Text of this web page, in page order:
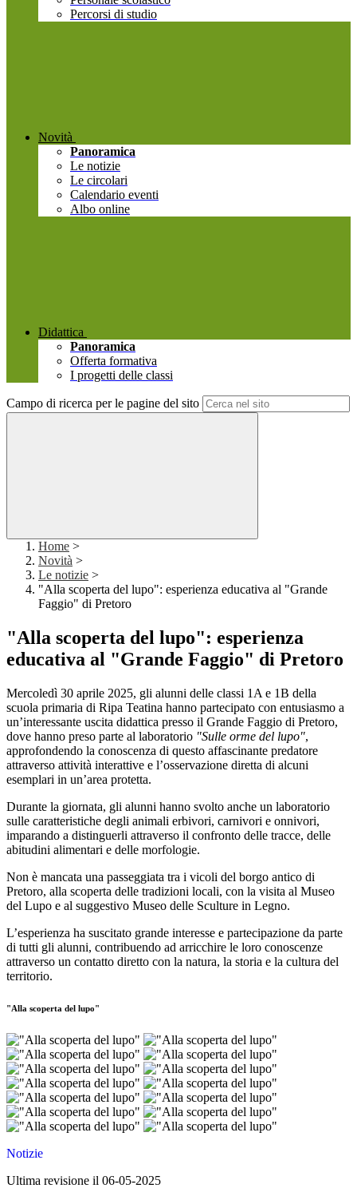
Percorsi di studio
Novità
Panoramica
Le notizie
Le circolari
Calendario eventi
Albo online
Didattica
Panoramica
Offerta formativa
I progetti delle classi
Campo di ricerca per le pagine del sito
Home >
Novità >
Le notizie >
"Alla scoperta del lupo": esperienza educativa al "Grande
Faggio" di Pretoro
"Alla scoperta del lupo": esperienza
educativa al "Grande Faggio" di Pretoro
Mercoledì 30 aprile 2025, gli alunni delle classi 1A e 1B della
scuola primaria di Ripa Teatina hanno partecipato con entusiasmo a
un’interessante uscita didattica presso il Grande Faggio di Pretoro,
dove hanno preso parte al laboratorio "Sulle orme del lupo",
approfondendo la conoscenza di questo affascinante predatore
attraverso attività interattive e l’osservazione diretta di alcuni
esemplari in un’area protetta.
Durante la giornata, gli alunni hanno svolto anche un laboratorio
sulle caratteristiche degli animali erbivori, carnivori e onnivori,
imparando a distinguerli attraverso il confronto delle tracce, delle
abitudini alimentari e delle morfologie.
Non è mancata una passeggiata tra i vicoli del borgo antico di
Pretoro, alla scoperta delle tradizioni locali, con la visita al Museo
del Lupo e al suggestivo Museo delle Sculture in Legno.
L’esperienza ha suscitato grande interesse e partecipazione da parte
di tutti gli alunni, contribuendo ad arricchire le loro conoscenze
attraverso un contatto diretto con la natura, la storia e la cultura del
territorio.
"Alla scoperta del lupo"
Notizie
Ultima revisione il 06-05-2025